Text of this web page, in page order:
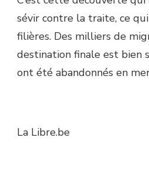
sévir contre la traite, ce
filières. Des milliers de
destination finale est bien
ont été abandonnés en
La Libre.be